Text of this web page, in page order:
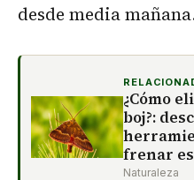
desde media
¿Cómo
boj?:
frenar
Naturaleza